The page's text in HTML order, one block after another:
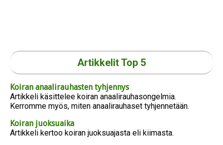
Artikkelit Top 5
Koiran anaalirauhasten tyhjennys
Artikkeli käsittelee koiran anaalirauhasongelmia.
Kerromme myös, miten anaalirauhaset tyhjennetään.
Koiran juoksuaika
Artikkeli kertoo koiran juoksuajasta eli kiimasta.